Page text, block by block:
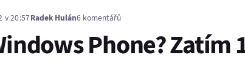
v 20:57Radek Hulán6 komentářů
Phone? Zatím